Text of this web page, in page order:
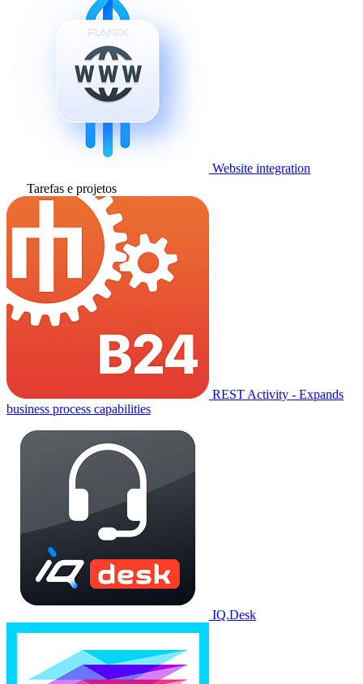
Website integration
Tarefas e projetos
REST Activity - Expands
business process capabilities
IQ.Desk